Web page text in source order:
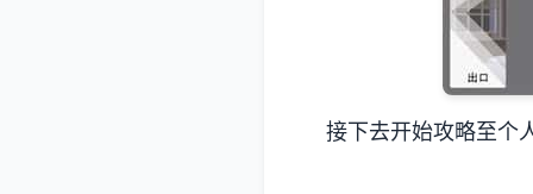
接下去开始攻略至个